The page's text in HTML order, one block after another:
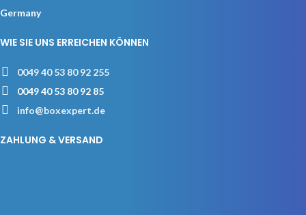
Germany
WIE SIE UNS ERREICHEN KÖNNEN
0049 40 53 80 92 255
0049 40 53 80 92 85
info@boxexpert.de
ZAHLUNG & VERSAND